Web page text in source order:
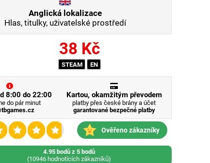
Anglická lokalizace
Hlas, titulky, uživatelské prostředí
38 Kč
STEAM EN
8:00 do 22:00
do pár minut
Kartou, okamžitým převodem
platby přes české brány a účet
garantované bezpečné platby
Ověřeno zákazníky
4.95 bodů z 5 bodů
(10946 hodnotících zákazníků)